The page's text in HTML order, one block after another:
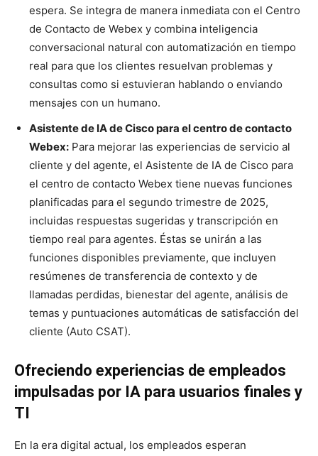
espera. Se integra de manera inmediata con el Centro
de Contacto de Webex y combina inteligencia
conversacional natural con automatización en tiempo
real para que los clientes resuelvan problemas y
consultas como si estuvieran hablando o enviando
mensajes con un humano.
Asistente de IA de Cisco para el centro de contacto
Webex: Para mejorar las experiencias de servicio al
cliente y del agente, el Asistente de IA de Cisco para
el centro de contacto Webex tiene nuevas funciones
planificadas para el segundo trimestre de 2025,
incluidas respuestas sugeridas y transcripción en
tiempo real para agentes. Éstas se unirán a las
funciones disponibles previamente, que incluyen
resúmenes de transferencia de contexto y de
llamadas perdidas, bienestar del agente, análisis de
temas y puntuaciones automáticas de satisfacción del
cliente (Auto CSAT).
Ofreciendo experiencias de empleados
impulsadas por IA para usuarios finales y
TI
En la era digital actual, los empleados esperan